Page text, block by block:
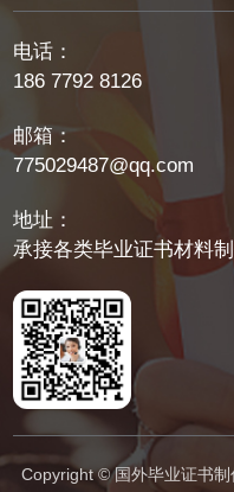
电话：
186 7792 8126
邮箱：
775029487@qq.com
地址：
承接各类毕业证书材料
Copyright © 国外毕业证书